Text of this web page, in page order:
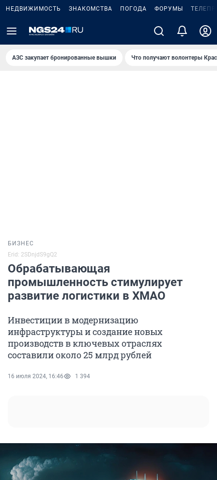
НЕДВИЖИМОСТЬ ЗНАКОМСТВА ПОГОДА ФОРУМЫ
AЗС закупает бронированные вышки Что получают волонтеры
БИЗНЕС
Erid: 2SDnjdS9gQ2
Обрабатывающая
промышленность стимулирует
развитие логистики в ХМАО
Инвестиции в модернизацию
инфраструктуры и создание новых
производств в ключевых отраслях
составили около 25 млрд рублей
16 июля 2024, 16:46 1 394